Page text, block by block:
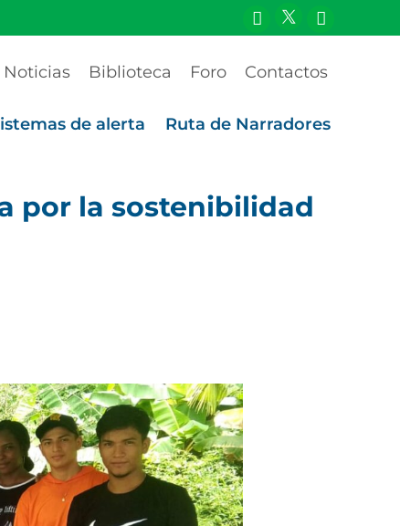
Noticias Biblioteca Foro Contactos
de alerta Ruta de Narradores
por la sostenibilidad